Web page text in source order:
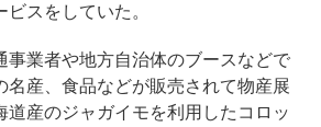
ビスをしていた。
業者や地方自治体のブースなどで
名産、食品などが販売されて物産展
道産のジャガイモを利用したコロッ